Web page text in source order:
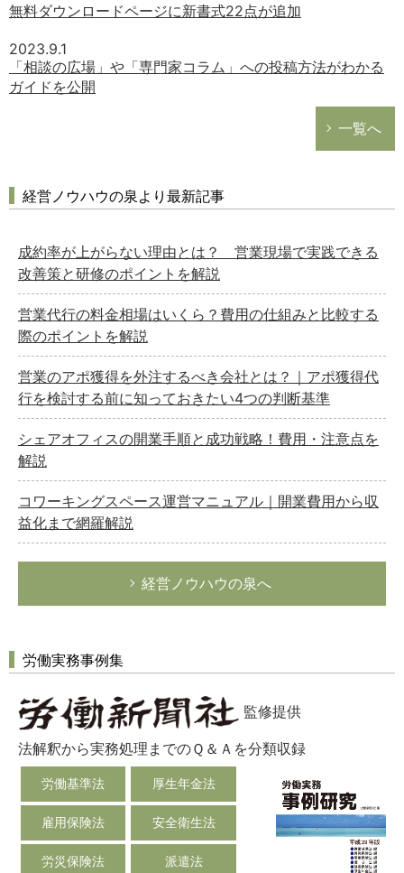
無料ダウンロードページに新書式22点が追加
2023.9.1
「相談の広場」や「専門家コラム」への投稿方法がわかる
ガイドを公開
一覧へ
経営ノウハウの泉より最新記事
成約率が上がらない理由とは？ 営業現場で実践できる
改善策と研修のポイントを解説
営業代行の料金相場はいくら？費用の仕組みと比較する
際のポイントを解説
営業のアポ獲得を外注するべき会社とは？｜アポ獲得代
行を検討する前に知っておきたい4つの判断基準
シェアオフィスの開業手順と成功戦略！費用・注意点を
解説
コワーキングスペース運営マニュアル｜開業費用から収
益化まで網羅解説
経営ノウハウの泉へ
労働実務事例集
監修提供
法解釈から実務処理までのＱ＆Ａを分類収録
労働基準法 厚生年金法
雇用保険法 安全衛生法
労災保険法 派遣法